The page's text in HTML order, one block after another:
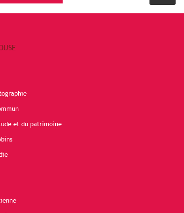
et du patrimoine